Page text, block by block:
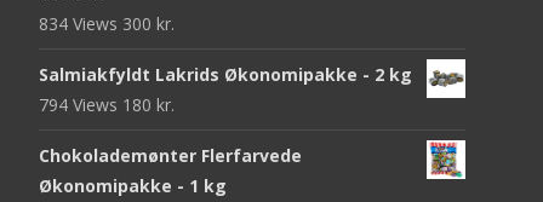
834 Views 300 kr.
Salmiakfyldt Lakrids Økonomipakke - 2 kg
794 Views 180 kr.
Chokolademønter Flerfarvede
Økonomipakke - 1 kg